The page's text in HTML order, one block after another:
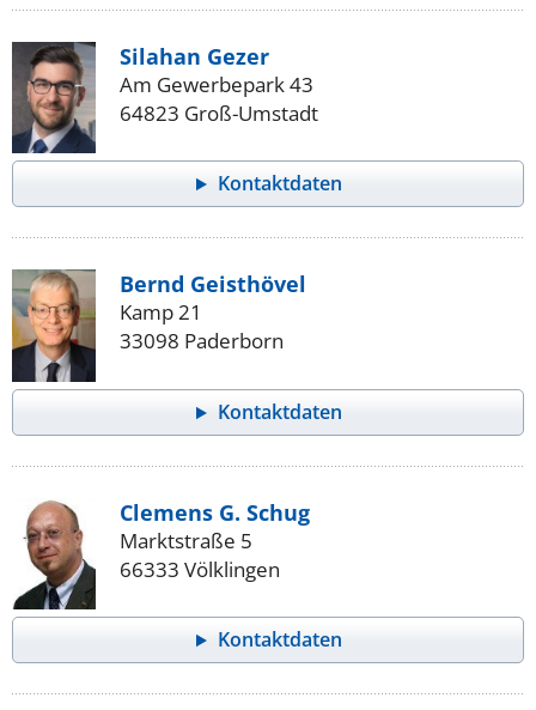
Silahan Gezer
Am Gewerbepark 43
64823 Groß-Umstadt
Kontaktdaten
Bernd Geisthövel
Kamp 21
33098 Paderborn
Kontaktdaten
Clemens G. Schug
Marktstraße 5
66333 Völklingen
Kontaktdaten